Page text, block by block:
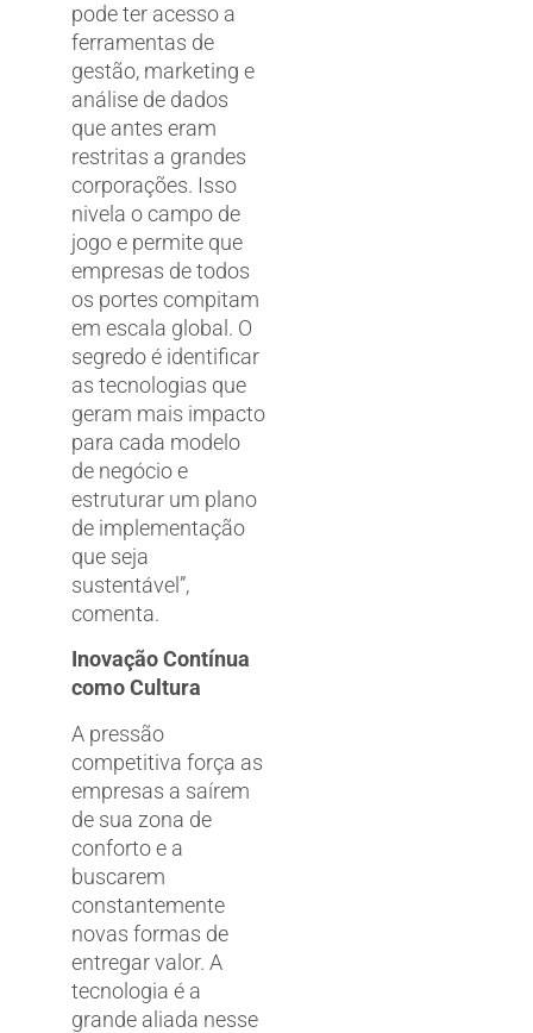
pode ter acesso a
ferramentas de
gestão, marketing e
análise de dados
que antes eram
restritas a grandes
corporações. Isso
nivela o campo de
jogo e permite que
empresas de todos
os portes compitam
em escala global. O
segredo é identificar
as tecnologias que
geram mais impacto
para cada modelo
de negócio e
estruturar um plano
de implementação
que seja
sustentável”,
comenta.
Inovação Contínua
como Cultura
A pressão
competitiva força as
empresas a saírem
de sua zona de
conforto e a
buscarem
constantemente
novas formas de
entregar valor. A
tecnologia é a
grande aliada nesse